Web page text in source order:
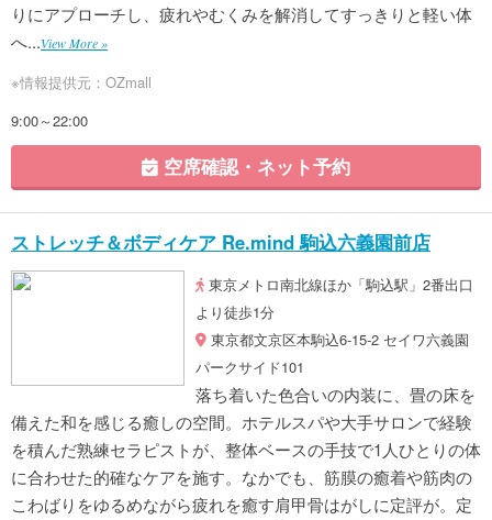
りにアプローチし、疲れやむくみを解消してすっきりと軽い体
へ...View More »
※情報提供元：OZmall
9:00～22:00
空席確認・ネット予約
ストレッチ＆ボディケア Re.mind 駒込六義園前店
東京メトロ南北線ほか「駒込駅」2番出口
より徒歩1分
東京都文京区本駒込6-15-2 セイワ六義園
パークサイド101
落ち着いた色合いの内装に、畳の床を
備えた和を感じる癒しの空間。ホテルスパや大手サロンで経験
を積んだ熟練セラピストが、整体ベースの手技で1人ひとりの体
に合わせた的確なケアを施す。なかでも、筋膜の癒着や筋肉の
こわばりをゆるめながら疲れを癒す肩甲骨はがしに定評が。定